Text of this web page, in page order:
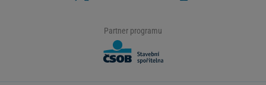
Partner programu